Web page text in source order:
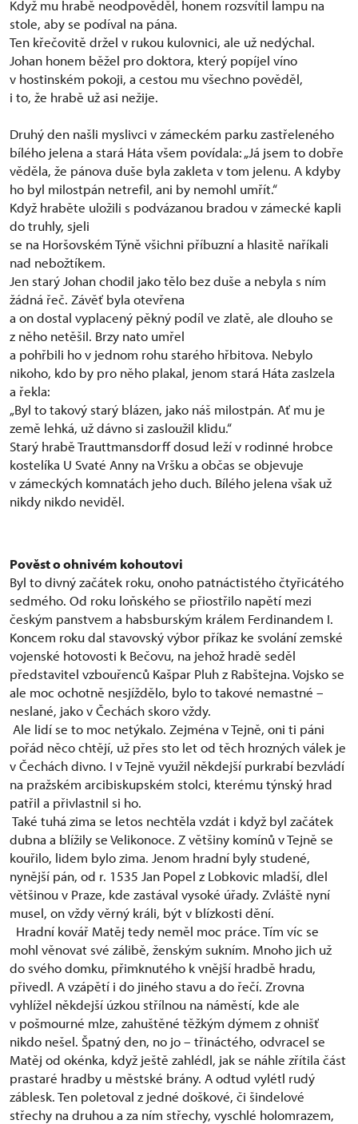
Když mu hrabě neodpověděl, honem rozsvítil lampu na
stole, aby se podíval na pána.
Ten křečovitě držel v rukou kulovnici, ale už nedýchal.
Johan honem běžel pro doktora, který popíjel víno
v hostinském pokoji, a cestou mu všechno pověděl,
i to, že hrabě už asi nežije.
Druhý den našli myslivci v zámeckém parku zastřeleného
bílého jelena a stará Háta všem povídala: „Já jsem to dobře
věděla, že pánova duše byla zakleta v tom jelenu. A kdyby
ho byl milostpán netrefil, ani by nemohl umřít.“
Když hraběte uložili s podvázanou bradou v zámecké kapli
do truhly, sjeli
se na Horšovském Týně všichni příbuzní a hlasitě naříkali
nad nebožtíkem.
Jen starý Johan chodil jako tělo bez duše a nebyla s ním
žádná řeč. Závěť byla otevřena
a on dostal vyplacený pěkný podíl ve zlatě, ale dlouho se
z něho netěšil. Brzy nato umřel
a pohřbili ho v jednom rohu starého hřbitova. Nebylo
nikoho, kdo by pro něho plakal, jenom stará Háta zaslzela
a řekla:
„Byl to takový starý blázen, jako náš milostpán. Ať mu je
země lehká, už dávno si zasloužil klidu.“
Starý hrabě Trauttmansdorff dosud leží v rodinné hrobce
kostelíka U Svaté Anny na Vršku a občas se objevuje
v zámeckých komnatách jeho duch. Bílého jelena však už
nikdy nikdo neviděl.
Pověst o ohnivém kohoutovi
Byl to divný začátek roku, onoho patnáctistého čtyřicátého
sedmého. Od roku loňského se přiostřilo napětí mezi
českým panstvem a habsburským králem Ferdinandem I.
Koncem roku dal stavovský výbor příkaz ke svolání zemské
vojenské hotovosti k Bečovu, na jehož hradě seděl
představitel vzbouřenců Kašpar Pluh z Rabštejna. Vojsko se
ale moc ochotně nesjíždělo, bylo to takové nemastné –
neslané, jako v Čechách skoro vždy.
Ale lidí se to moc netýkalo. Zejména v Tejně, oni ti páni
pořád něco chtějí, už přes sto let od těch hrozných válek je
v Čechách divno. I v Tejně využil někdejší purkrabí bezvládí
na pražském arcibiskupském stolci, kterému týnský hrad
patřil a přivlastnil si ho.
Také tuhá zima se letos nechtěla vzdát i když byl začátek
dubna a blížily se Velikonoce. Z většiny komínů v Tejně se
kouřilo, lidem bylo zima. Jenom hradní byly studené,
nynější pán, od r. 1535 Jan Popel z Lobkovic mladší, dlel
většinou v Praze, kde zastával vysoké úřady. Zvláště nyní
musel, on vždy věrný králi, být v blízkosti dění.
Hradní kovář Matěj tedy neměl moc práce. Tím víc se
mohl věnovat své zálibě, ženským sukním. Mnoho jich už
do svého domku, přimknutého k vnější hradbě hradu,
přivedl. A vzápětí i do jiného stavu a do řečí. Zrovna
vyhlížel někdejší úzkou střílnou na náměstí, kde ale
v pošmourné mlze, zahuštěné těžkým dýmem z ohnišť
nikdo nešel. Špatný den, no jo – třináctého, odvracel se
Matěj od okénka, když ještě zahlédl, jak se náhle zřítila část
prastaré hradby u městské brány. A odtud vylétl rudý
záblesk. Ten poletoval z jedné doškové, či šindelové
střechy na druhou a za ním střechy, vyschlé holomrazem,